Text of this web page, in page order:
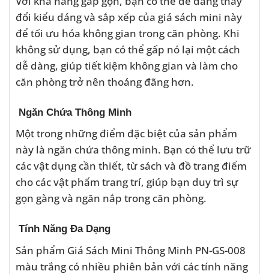
đổi kiểu dáng và sắp xếp của giá sách mini này
để tối ưu hóa không gian trong căn phòng. Khi
không sử dụng, bạn có thể gấp nó lại một cách
dễ dàng, giúp tiết kiệm không gian và làm cho
căn phòng trở nên thoáng đãng hơn.
Ngăn Chứa Thông Minh
Một trong những điểm đặc biệt của sản phẩm
này là ngăn chứa thông minh. Bạn có thể lưu trữ
các vật dụng cần thiết, từ sách và đồ trang điểm
cho các vật phẩm trang trí, giúp bạn duy trì sự
gọn gàng và ngăn nắp trong căn phòng.
Tính Năng Đa Dạng
Sản phẩm Giá Sách Mini Thông Minh PN-GS-008
màu trắng có nhiều phiên bản với các tính năng